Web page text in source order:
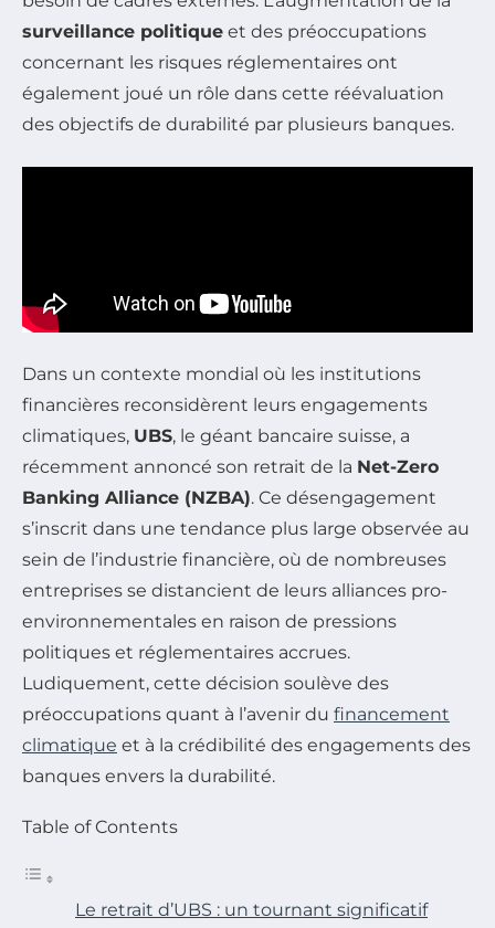
surveillance politique et des préoccupations
concernant les risques réglementaires ont
également joué un rôle dans cette réévaluation
des objectifs de durabilité par plusieurs banques.
Dans un contexte mondial où les institutions
financières reconsidèrent leurs engagements
climatiques, UBS, le géant bancaire suisse, a
récemment annoncé son retrait de la Net-Zero
Banking Alliance (NZBA). Ce désengagement
s’inscrit dans une tendance plus large observée au
sein de l’industrie financière, où de nombreuses
entreprises se distancient de leurs alliances pro-
environnementales en raison de pressions
politiques et réglementaires accrues.
Ludiquement, cette décision soulève des
préoccupations quant à l’avenir du financement
climatique et à la crédibilité des engagements des
banques envers la durabilité.
Table of Contents
Le retrait d’UBS : un tournant significatif